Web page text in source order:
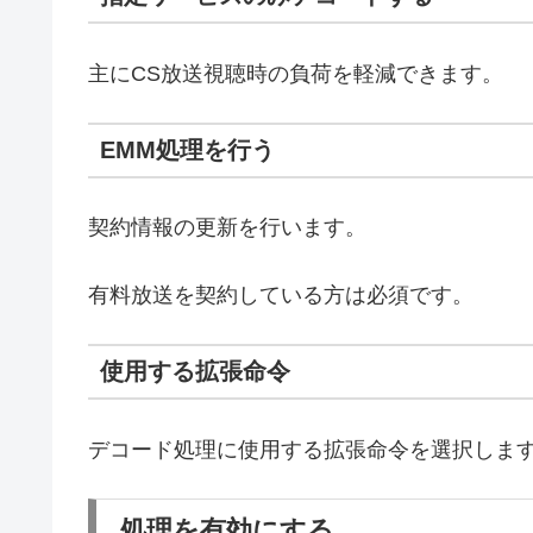
主にCS放送視聴時の負荷を軽減できます。
EMM処理を行う
契約情報の更新を行います。
有料放送を契約している方は必須です。
使用する拡張命令
デコード処理に使用する拡張命令を選択しま